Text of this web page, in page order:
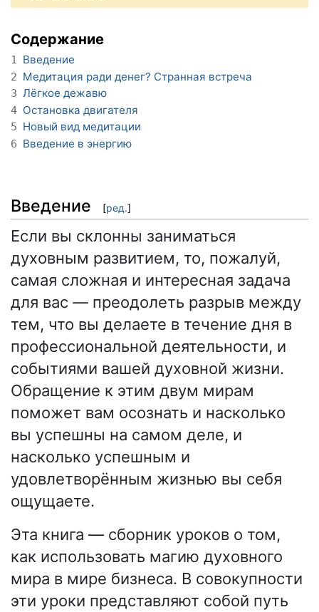
Содержание
1 Введение
2 Медитация ради денег? Странная встреча
3 Лёгкое дежавю
4 Остановка двигателя
5 Новый вид медитации
6 Введение в энергию
Введение [ред.]
Если вы склонны заниматься
духовным развитием, то, пожалуй,
самая сложная и интересная задача
для вас — преодолеть разрыв между
тем, что вы делаете в течение дня в
профессиональной деятельности, и
событиями вашей духовной жизни.
Обращение к этим двум мирам
поможет вам осознать и насколько
вы успешны на самом деле, и
насколько успешным и
удовлетворённым жизнью вы себя
ощущаете.
Эта книга — сборник уроков о том,
как использовать магию духовного
мира в мире бизнеса. В совокупности
эти уроки представляют собой путь